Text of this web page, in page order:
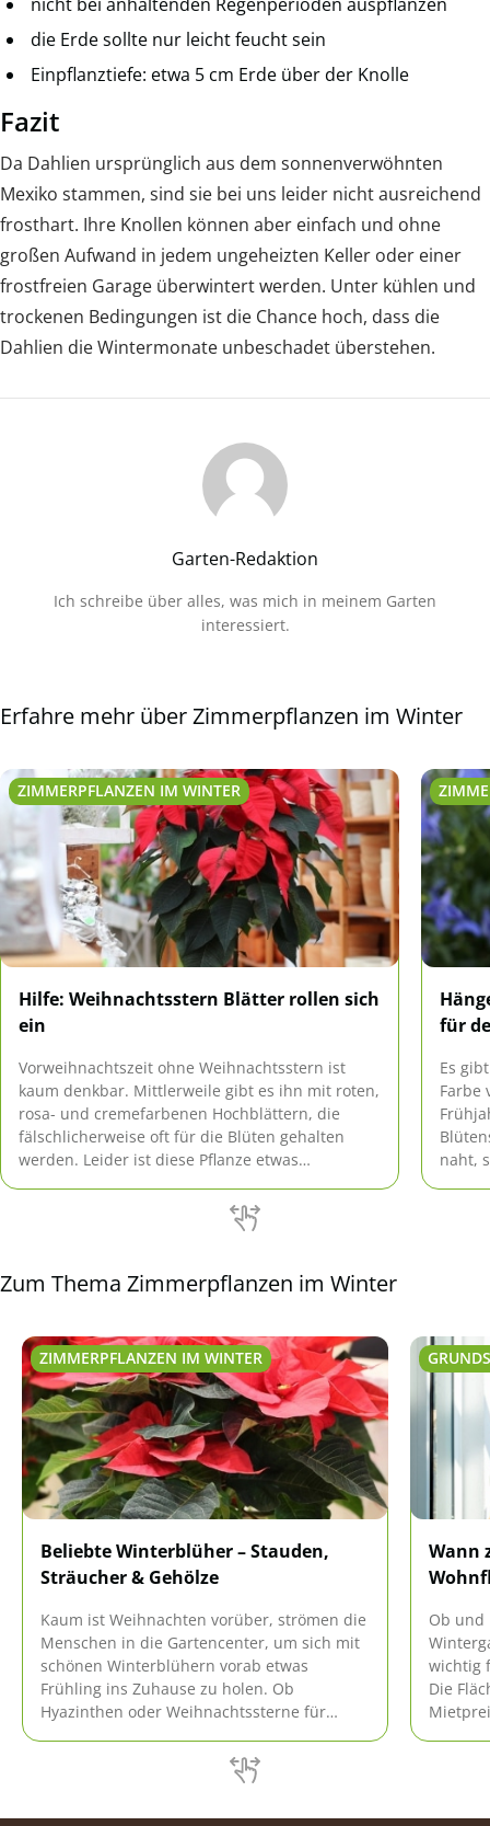
die Erde sollte nur leicht feucht sein
Einpflanztiefe: etwa 5 cm Erde über der Knolle
Fazit
Da Dahlien ursprünglich aus dem sonnenverwöhnten
Mexiko stammen, sind sie bei uns leider nicht ausreichend
frosthart. Ihre Knollen können aber einfach und ohne
großen Aufwand in jedem ungeheizten Keller oder einer
frostfreien Garage überwintert werden. Unter kühlen und
trockenen Bedingungen ist die Chance hoch, dass die
Dahlien die Wintermonate unbeschadet überstehen.
Garten-Redaktion
Ich schreibe über alles, was mich in meinem Garten
interessiert.
Erfahre mehr über Zimmerpflanzen im Winter
ZIMMERPFLANZEN IM WINTER
Hilfe: Weihnachtsstern Blätter rollen sich
ein
Vorweihnachtszeit ohne Weihnachtsstern ist
kaum denkbar. Mittlerweile gibt es ihn mit roten,
rosa- und cremefarbenen Hochblättern, die
fälschlicherweise oft für die Blüten gehalten
werden. Leider ist diese Pflanze etwas
für
Es
Farbe
naht,
Zum Thema Zimmerpflanzen im Winter
ZIMMERPFLANZEN IM WINTER
Beliebte Winterblüher – Stauden,
Sträucher & Gehölze
Kaum ist Weihnachten vorüber, strömen die
Menschen in die Gartencenter, um sich mit
schönen Winterblühern vorab etwas
Frühling ins Zuhause zu holen. Ob
Hyazinthen oder Weihnachtssterne für
den Garten. Erfahren Sie hier welche
schönen blühenden Stauden, Sträucher und
Wann
Ob und
wichtig
Die